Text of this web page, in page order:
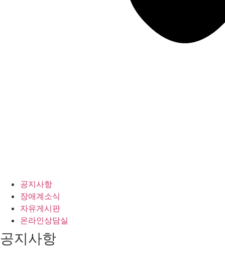
공지사항
장애계소식
자유게시판
온라인상담실
공지사항